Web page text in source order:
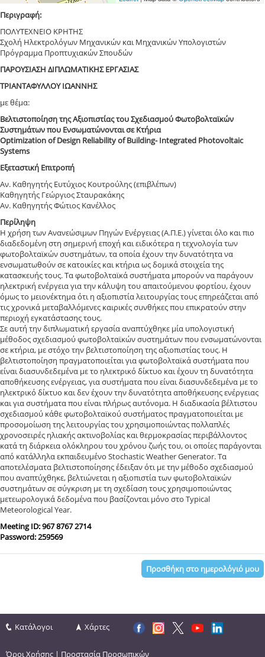
Περιγραφή:
ΠΟΛΥΤΕΧΝΕΙΟ ΚΡΗΤΗΣ
Σχολή Ηλεκτρολόγων Μηχανικών και Μηχανικών Υπολογιστών
Πρόγραμμα Προπτυχιακών Σπουδών
ΠΑΡΟΥΣΙΑΣΗ ΔΙΠΛΩΜΑΤΙΚΗΣ ΕΡΓΑΣΙΑΣ
ΤΡΙΑΝΤΑΦΥΛΛΟΥ ΙΩΑΝΝΗΣ
με θέμα:
Βελτιστοποίηση της Αξιοπιστίας του Σχεδιασμού Φωτοβολταϊκών
Συστημάτων που Ενσωματώνονται σε Κτήρια
Optimization of Design Reliability of Building- Integrated Photovoltaic
Systems
Εξεταστική Επιτροπή
Αν. Καθηγητής Ευτύχιος Κουτρούλης (επιβλέπων)
Καθηγητής Γεώργιος Σταυρακάκης
Αν. Καθηγητής Φώτιος Κανέλλος
Περίληψη
Η χρήση των Ανανεώσιμων Πηγών Ενέργειας (Α.Π.Ε.) γίνεται όλο και πιο
διαδεδομένη στη σημερινή εποχή και ειδικότερα η τεχνολογία των
φωτοβολταϊκών συστημάτων, τα οποία έχουν την δυνατότητα να
ενσωματωθούν σε κατοικίες και κτήρια ως δομικά στοιχεία της
κατασκευής τους. Τα φωτοβολταϊκά συστήματα μπορούν να παράγουν
ηλεκτρική ενέργεια για την κάλυψη του απαιτούμενου φορτίου, έχουν
όμως το μειονέκτημα ότι η αξιοπιστία λειτουργίας τους επηρεάζεται από
τις χρονικά μεταβαλλόμενες καιρικές συνθήκες που επικρατούν στην
περιοχή εγκατάστασης τους.
Σε αυτή την διπλωματική εργασία αναπτύχθηκε μία υπολογιστική
μέθοδος σχεδιασμού φωτοβολταϊκών συστημάτων που ενσωματώνονται
σε κτήρια, με στόχο την βελτιστοποίηση της αξιοπιστίας τους. Η
βελτιστοποίηση πραγματοποιείται για φωτοβολταϊκά συστήματα που
είναι διασυνδεδεμένα με το ηλεκτρικό δίκτυο και έχουν τη δυνατότητα
αποθήκευσης ενέργειας, για συστήματα που είναι διασυνδεδεμένα με το
ηλεκτρικό δίκτυο και δεν έχουν την δυνατότητα αποθήκευσης ενέργειας
και για συστήματα που είναι πλήρως αυτόνομα. Η διαδικασία βέλτιστου
σχεδιασμού κάθε φωτοβολταϊκού συστήματος πραγματοποιείται με
προσομοίωση της λειτουργίας του χρησιμοποιώντας πολλαπλές
χρονοσειρές ηλιακής ακτινοβολίας και θερμοκρασίας περιβάλλοντος
κατά τη διάρκεια ολόκληρου του χρόνου ζωής του, οι οποίες παράγονται
από κατάλληλα εκπαιδευμένο Stochastic Weather Generator. Τα
αποτελέσματα βελτιστοποίησης έδειξαν ότι με την μέθοδο σχεδιασμού
που αναπτύχθηκε, βελτιώνεται η αξιοπιστία των φωτοβολταϊκών
συστημάτων σε σύγκριση με τη σχεδίαση τους χρησιμοποιώντας
μετεωρολογικά δεδομένα που βασίζονται μόνο στο Typical
Meteorological Year.
Meeting ID: 967 8767 2714
Password: 259569
Προσθήκη στο ημερολόγιό μου
Κατάλογοι Χάρτες
Όροι Χρήσης | Προστασία Προσωπικών